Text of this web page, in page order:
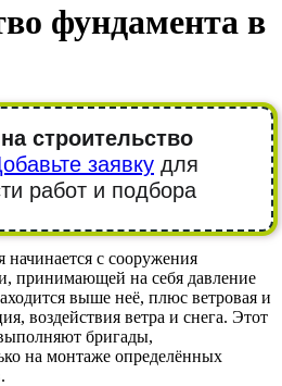
фундамента в
строительство
заявку для
работ и подбора
начинается с сооружения
принимающей на себя давление
выше неё, плюс ветровая и
воздействия ветра и снега. Этот
бригады,
на монтаже определённых